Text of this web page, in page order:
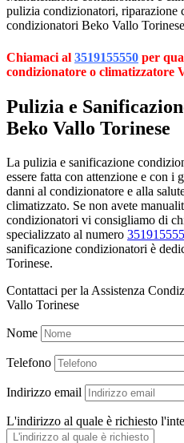
pulizia condizionatori, riparazione
condizionatori Beko Vallo
Chiamaci al 3519155550 per
condizionatore o climatizzatore
Pulizia e
Beko Vallo Torinese
La pulizia e sanificazione
essere fatta con attenzione e con i
danni al condizionatore e alla
climatizzato. Se non avete
condizionatori vi consigliamo di
specializzato al numero
sanificazione condizionatori è
Torinese.
Contattaci per la Assistenza
Vallo Torinese
Nome
Telefono
Indirizzo email
L'indirizzo al quale è richiesto